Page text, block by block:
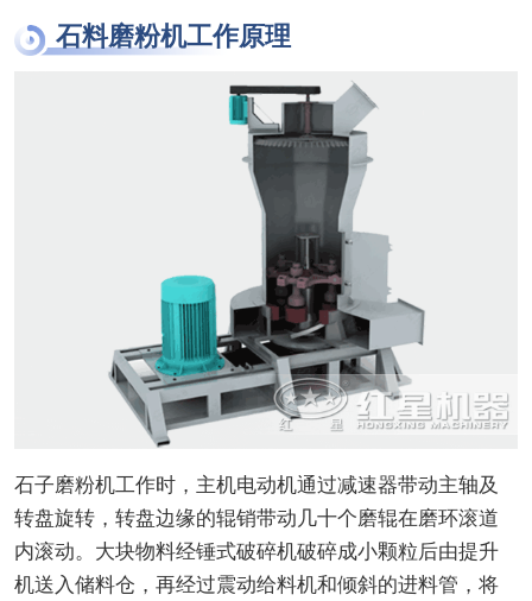
石料磨粉机工作原理
石子磨粉机工作时，主机电动机通过减速器带动主轴及
转盘旋转，转盘边缘的辊销带动几十个磨辊在磨环滚道
内滚动。大块物料经锤式破碎机破碎成小颗粒后由提升
机送入储料仓，再经过震动给料机和倾斜的进料管，将